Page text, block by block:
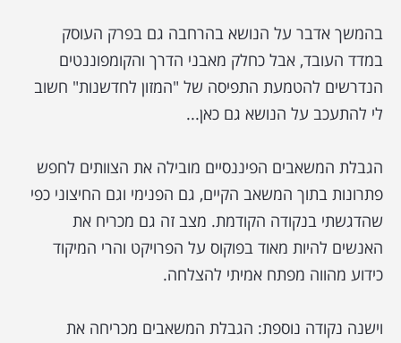
בהמשך אדבר על הנושא בהרחבה גם בפרק העוסק
במדד העובד, אבל כחלק מאבני הדרך והקומפוננטים
הנדרשים להטמעת התפיסה של "המזון לחדשנות" חשוב
לי להתעכב על הנושא גם כאן...
הגבלת המשאבים הפיננסיים מובילה את הצוותים לחפש
פתרונות בתוך המשאב הקיים, גם הפנימי וגם החיצוני כפי
שהדגשתי בנקודה הקודמת. מצב זה גם מכריח את
האנשים להיות מאוד בפוקוס על הפרויקט והרי המיקוד
כידוע מהווה מפתח אמיתי להצלחה.
וישנה נקודה נוספת: הגבלת המשאבים מכריחה את